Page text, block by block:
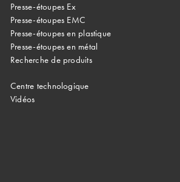
Presse-étoupes Ex
Presse-étoupes EMC
Presse-étoupes en plastique
Presse-étoupes en métal
Recherche de produits
Centre technologique
Vidéos